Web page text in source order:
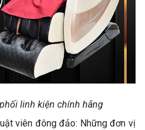
linh kiện chính hãng
viên đông đảo: Những đơn vị